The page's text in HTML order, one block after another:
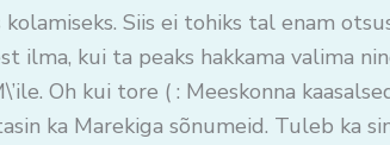
Siis ei tohiks tal enam
ilma, kui ta peaks hakkama valima
Oh kui tore ( : Meeskonna
ka Marekiga sõnumeid. Tuleb ka